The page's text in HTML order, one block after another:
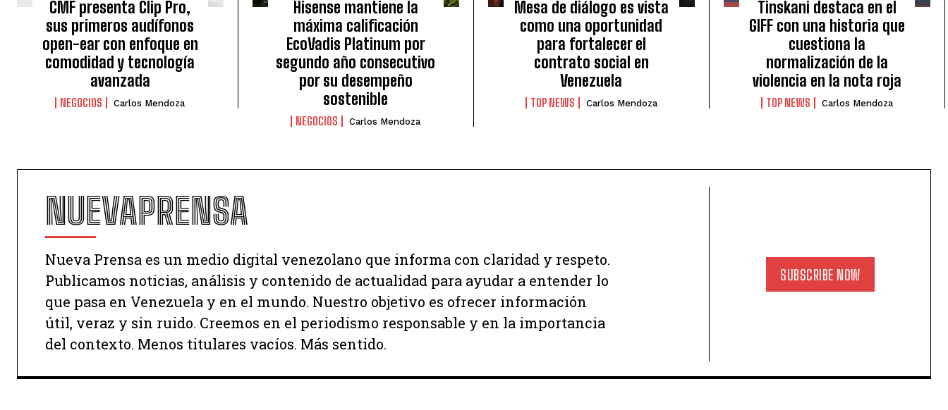
CMF presenta Clip Pro,
sus primeros audífonos
open-ear con enfoque en
comodidad y tecnología
avanzada
NEGOCIOS Carlos Mendoza
Hisense mantiene la
máxima calificación
EcoVadis Platinum por
segundo año consecutivo
por su desempeño
sostenible
NEGOCIOS Carlos Mendoza
Mesa de diálogo es vista
como una oportunidad
para fortalecer el
contrato social en
Venezuela
TOP NEWS Carlos Mendoza
Tinskani destaca en el
GIFF con una historia que
cuestiona la
normalización de la
violencia en la nota roja
TOP NEWS Carlos Mendoza
NUEVAPRENSA
Nueva Prensa es un medio digital venezolano que informa con claridad y respeto.
Publicamos noticias, análisis y contenido de actualidad para ayudar a entender lo
que pasa en Venezuela y en el mundo. Nuestro objetivo es ofrecer información
útil, veraz y sin ruido. Creemos en el periodismo responsable y en la importancia
del contexto. Menos titulares vacíos. Más sentido.
SUBSCRIBE NOW